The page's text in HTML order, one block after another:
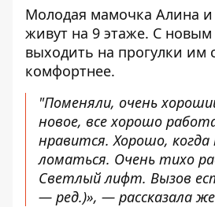
Молодая мамочка Алина
живут на 9 этаже. С
выходить на прогулки им
комфортнее.
"Поменяли, очень
новое, все хорошо
нравится. Хорошо, когда
ломаться. Очень тихо
Светлый лифт. Вызов
— ред.)», — рассказала